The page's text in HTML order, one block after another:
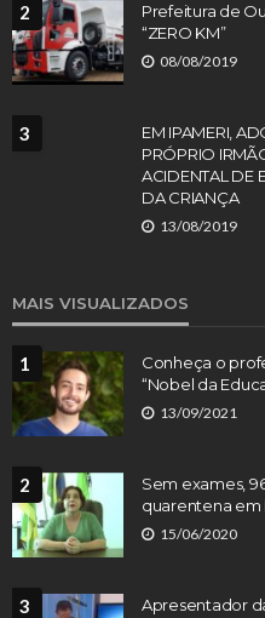
2
Prefeitura de
“ZERO KM”
08/08/2019
3
EM IPAMERI,
PRÓPRIO
ACIDENTAL DE
DA CRIANÇA
13/08/2019
MAIS VISUALIZADOS
1
Conheça o
“Nobel da
13/09/2021
2
Sem exames,
quarentena em
15/06/2020
3
Apresentador